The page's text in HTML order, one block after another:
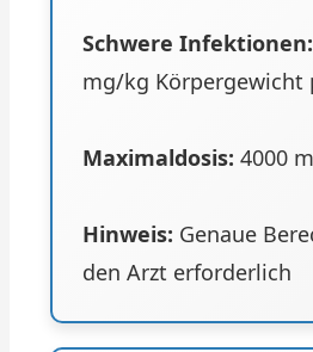
Schwere Infektionen:
mg/kg Körpergewicht
Maximaldosis: 4000
Hinweis: Genaue
den Arzt erforderlich